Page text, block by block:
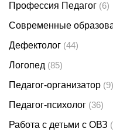
Профессия Педагог (6)
Современные
Дефектолог (44)
Логопед (85)
Педагог-организатор (9)
Педагог-психолог (36)
Работа с детьми с ОВЗ